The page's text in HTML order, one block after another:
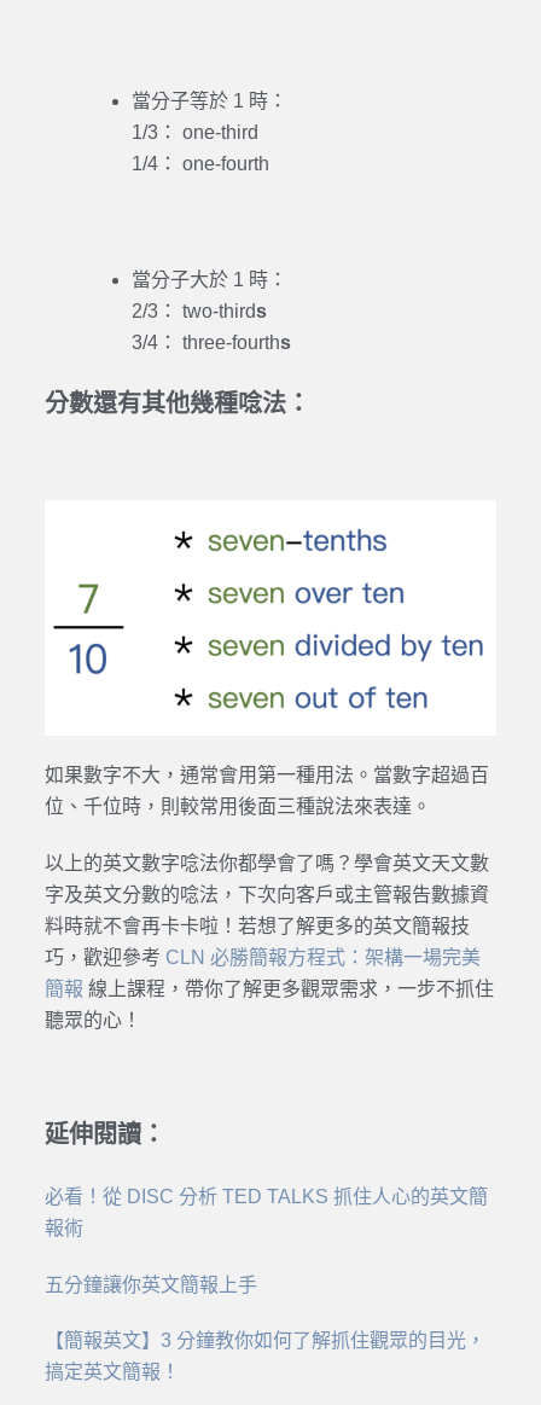
當分子等於 1 時：
1/3： one-third
1/4： one-fourth
當分子大於 1 時：
2/3： two-thirds
3/4： three-fourths
分數還有其他幾種唸法：
如果數字不大，通常會用第一種用法。當數字超過百
位、千位時，則較常用後面三種說法來表達。
以上的英文數字唸法你都學會了嗎？學會英文天文數
字及英文分數的唸法，下次向客戶或主管報告數據資
料時就不會再卡卡啦！若想了解更多的英文簡報技
巧，歡迎參考 CLN 必勝簡報方程式：架構一場完美
簡報 線上課程，帶你了解更多觀眾需求，一步不抓住
聽眾的心！
延伸閱讀：
必看！從 DISC 分析 TED TALKS 抓住人心的英文簡
報術
五分鐘讓你英文簡報上手
【簡報英文】3 分鐘教你如何了解抓住觀眾的目光，
搞定英文簡報！